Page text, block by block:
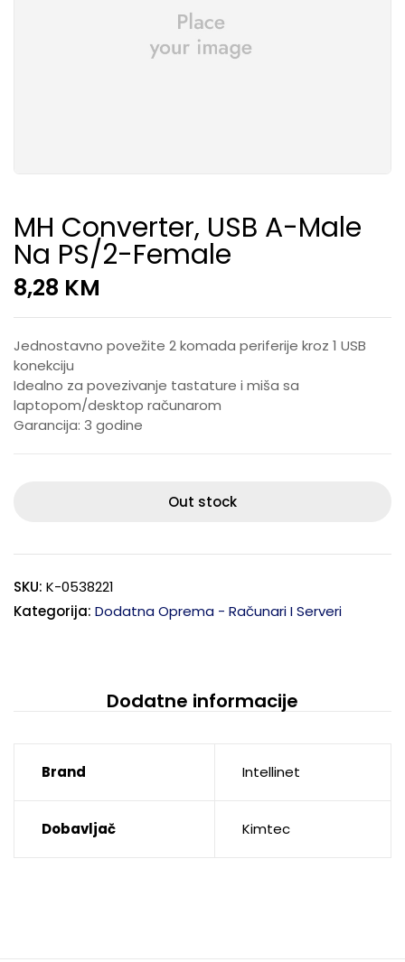
MH Converter, USB A-Male
Na PS/2-Female
8,28 KM
Jednostavno povežite 2 komada periferije kroz 1 USB
konekciju
Idealno za povezivanje tastature i miša sa
laptopom/desktop računarom
Garancija: 3 godine
Out stock
SKU: K-0538221
Kategorija: Dodatna Oprema - Računari I Serveri
Dodatne informacije
Brand Intellinet
Dobavljač Kimtec